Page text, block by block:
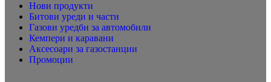
Нови продукти
Битови уреди и части
Газови уредби за автомобили
Кемпери и каравани
Аксесоари за газостанции
Промоции